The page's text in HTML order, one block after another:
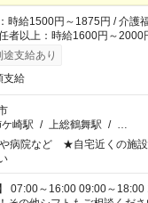
時給1500円～1875円 / 介護
者以上：時給1600円～2000
支給あり
支給
崎駅 / 上総鶴舞駅 / …
病院など ★自宅近くの施設
07:00～16:00 09:00～18:00